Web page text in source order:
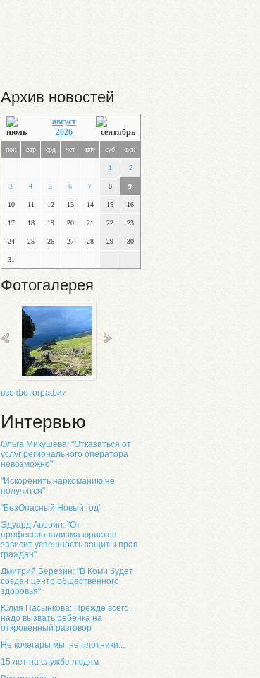
Архив новостей
август
2026
пон втр срд чет пят суб вск
1 2
3 4 5 6 7 8 9
10 11 12 13 14 15 16
17 18 19 20 21 22 23
24 25 26 27 28 29 30
31
Фотогалерея
все фотографии
Интервью
Ольга Микушева: "Отказаться от
услуг регионального оператора
невозможно"
"Искоренить наркоманию не
получится"
"БезОпасный Новый год"
Эдуард Аверин: "От
профессионализма юристов
зависит успешность защиты прав
граждан"
Дмитрий Березин: "В Коми будет
создан центр общественного
здоровья"
Юлия Пасынкова: Прежде всего,
надо вызвать ребенка на
откровенный разговор
Не кочегары мы, не плотники...
15 лет на службе людям